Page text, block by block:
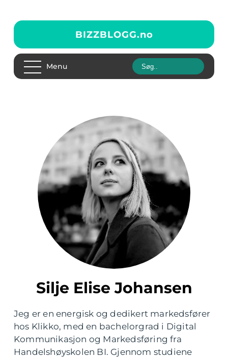
BIZZBLOGG.no
Menu
Silje Elise Johansen
Jeg er en energisk og dedikert markedsfører
hos Klikko, med en bachelorgrad i Digital
Kommunikasjon og Markedsføring fra
Handelshøyskolen BI. Gjennom studiene